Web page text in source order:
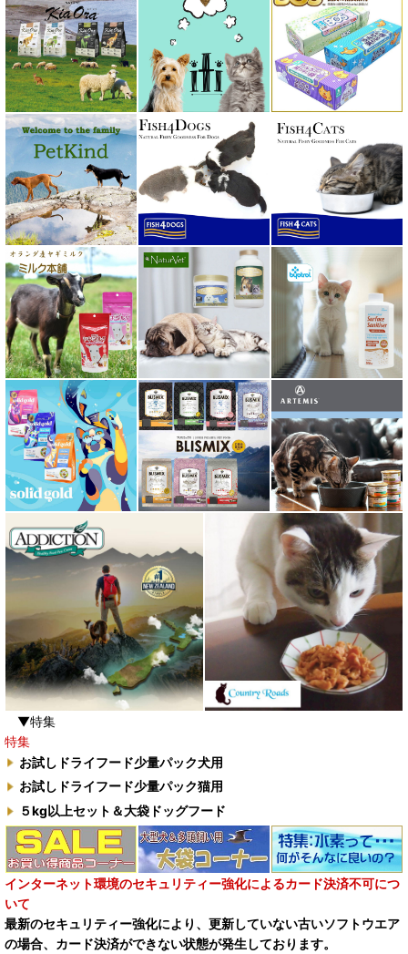
▼特集
特集
お試しドライフード少量パック犬用
お試しドライフード少量パック猫用
５kg以上セット＆大袋ドッグフード
インターネット環境のセキュリティー強化によるカード決済不可につ
いて
最新のセキュリティー強化により、更新していない古いソフトウエア
の場合、カード決済ができない状態が発生しております。